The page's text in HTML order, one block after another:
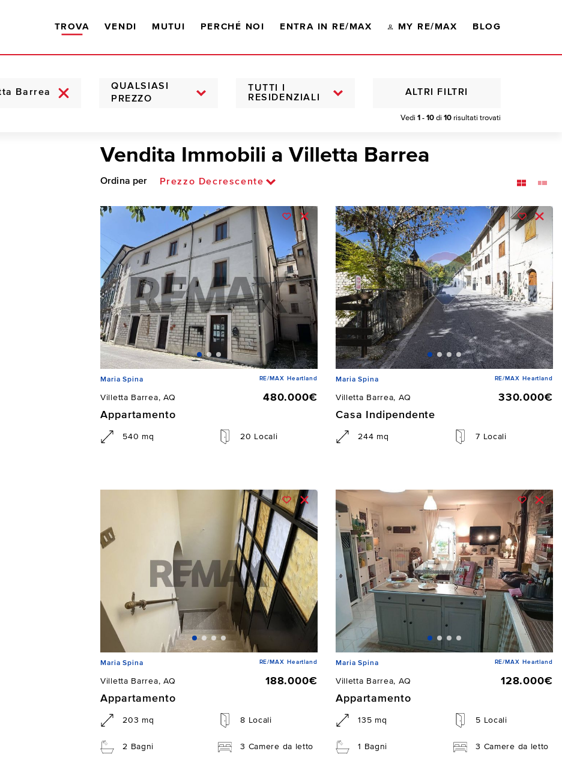
TROVA VENDI MUTUI PERCHÉ NOI ENTRA IN RE/MAX MY RE/MAX BLOG
QUALSIASI
PREZZO
TUTTI I
RESIDENZIALI
Vedi 1 - 10 di 10 risultati trovati
ALTRI FILTRI
Vendita Immobili a Villetta Barrea
Ordina per Prezzo Decrescente
Maria Spina RE/MAX Heartland
Villetta Barrea, AQ
480.000€
Appartamento
540 mq 20 Locali
Maria Spina RE/MAX Heartland
Villetta Barrea, AQ
330.000€
Casa Indipendente
244 mq 7 Locali
Maria Spina RE/MAX Heartland
Villetta Barrea, AQ
188.000€
Appartamento
203 mq 8 Locali
2 Bagni 3 Camere da letto
Maria Spina RE/MAX Heartland
Villetta Barrea, AQ
128.000€
Appartamento
135 mq 5 Locali
1 Bagni 3 Camere da letto